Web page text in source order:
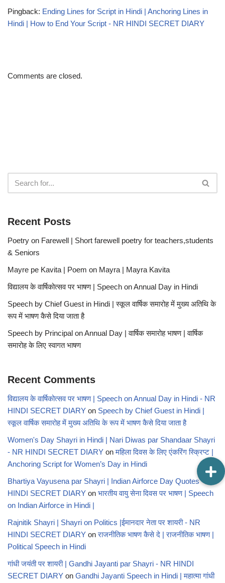
Pingback: Ending Lines for Script in Hindi | Anchoring Lines in
Hindi | How to End Your Script - NR HINDI SECRET DIARY
Comments are closed.
Recent Posts
Poetry on Farewell | Short farewell poetry for teachers,students
& Seniors
Mayre pe Kavita | Poem on Mayra | Mayra Kavita
विद्यालय के वार्षिकोत्सव पर भाषण | Speech on Annual Day in Hindi
Speech by Chief Guest in Hindi | स्कूल वार्षिक समारोह में मुख्य अतिथि के
रूप में भाषण कैसे दिया जाता है
Speech by Principal on Annual Day | वार्षिक समारोह भाषण | वार्षिक
समारोह के लिए स्वागत भाषण
Recent Comments
विद्यालय के वार्षिकोत्सव पर भाषण | Speech on Annual Day in Hindi - NR
HINDI SECRET DIARY on Speech by Chief Guest in Hindi |
स्कूल वार्षिक समारोह में मुख्य अतिथि के रूप में भाषण कैसे दिया जाता है
Women's Day Shayri in Hindi | Nari Diwas par Shandaar Shayri
- NR HINDI SECRET DIARY onमहिला दिवस के लिए एंकरिंग स्क्रिप्ट |
Anchoring Script for Women’s Day in Hindi
Bhartiya Vayusena par Shayri | Indian Airforce Day Quotes - NR
HINDI SECRET DIARY on भारतीय वायु सेना दिवस पर भाषण | Speech
on Indian Airforce in Hindi |
Rajnitik Shayri | Shayri on Politics |ईमानदार नेता पर शायरी - NR
HINDI SECRET DIARY onराजनीतिक भाषण कैसे दे | राजनीतिक भाषण |
Political Speech in Hindi
गांधी जयंती पर शायरी | Gandhi Jayanti par Shayri - NR HINDI
SECRET DIARY on Gandhi Jayanti Speech in Hindi | महात्मा गांधी